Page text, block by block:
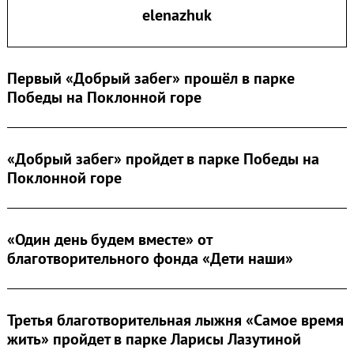
elenazhuk
Первый «Добрый забег» прошёл в парке
Победы на Поклонной горе
«Добрый забег» пройдет в парке Победы на
Поклонной горе
«Один день будем вместе» от
благотворительного фонда «Дети наши»
Третья благотворительная лыжня «Самое время
жить» пройдет в парке Ларисы Лазутиной